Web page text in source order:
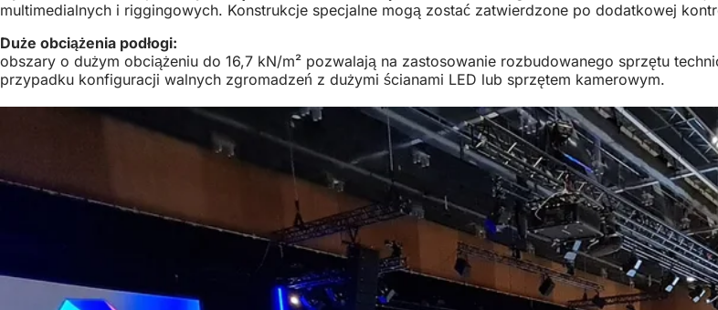
multimedialnych i riggingowych. Konstrukcje specjalne mogą zostać zatwierdzone po dodatkowej
Duże obciążenia podłogi:
obszary o dużym obciążeniu do 16,7 kN/m² pozwalają na zastosowanie rozbudowanego sprzętu
przypadku konfiguracji walnych zgromadzeń z dużymi ścianami LED lub sprzętem kamerowym.